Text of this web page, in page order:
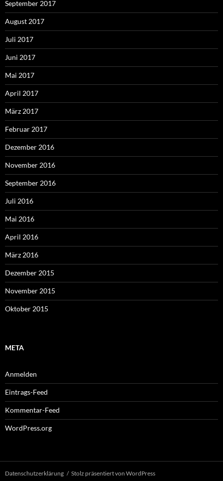
September 2017
August 2017
Juli 2017
Juni 2017
Mai 2017
April 2017
März 2017
Februar 2017
Dezember 2016
November 2016
September 2016
Juli 2016
Mai 2016
April 2016
März 2016
Dezember 2015
November 2015
Oktober 2015
META
Anmelden
Eintrags-Feed
Kommentar-Feed
WordPress.org
Datenschutzerklärung Stolz präsentiert von WordPress